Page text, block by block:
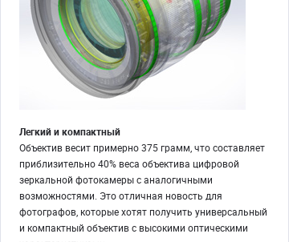
Легкий и компактный
Объектив весит примерно 375 грамм, что составляет
приблизительно 40% веса объектива цифровой
зеркальной фотокамеры с аналогичными
возможностями. Это отличная новость для
фотографов, которые хотят получить универсальный
и компактный объектив с высокими оптическими